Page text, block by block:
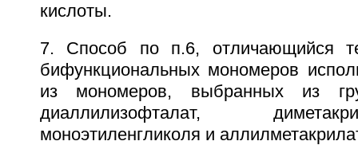
кислоты.
7. Способ по п.6, отличающийся
бифункциональных мономеров
из мономеров, выбранных из
диаллилизофталат,
моноэтиленгликоля и